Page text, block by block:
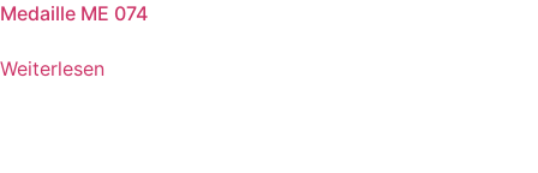
Medaille ME 074
Weiterlesen